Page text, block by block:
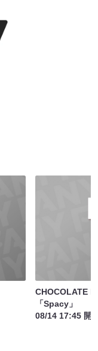
CHOCOLATE
「Spacy」
08/14 17:45 開